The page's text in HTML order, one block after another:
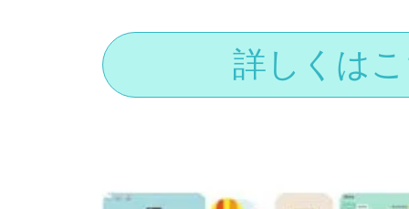
詳しくは